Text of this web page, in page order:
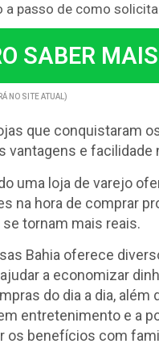
a passo de como
SABER MAIS
NO SITE ATUAL)
que conquistaram
vantagens e facilidade
uma loja de varejo
na hora de comprar
tornam mais reais.
Bahia oferece
a economizar
do dia a dia, além
entretenimento e a
os benefícios com